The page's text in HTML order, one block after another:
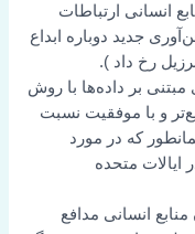
انسانی ارتباطات
جدید دوباره ابداع
رخ داد).
بر داده‌ها با روش
و با موفقیت نسبت
که در مورد
متحده
انسانی مدافع